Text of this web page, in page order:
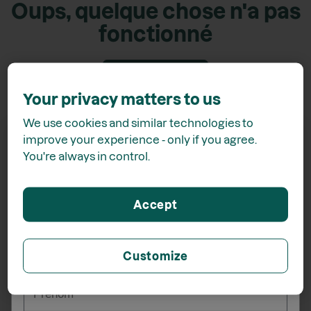
Oups, quelque chose n'a pas
fonctionné
Your privacy matters to us
We use cookies and similar technologies to
improve your experience - only if you agree.
You're always in control.
Customize
Accept
15% de rabais*
lors de votre inscription à l'infolettre
_______